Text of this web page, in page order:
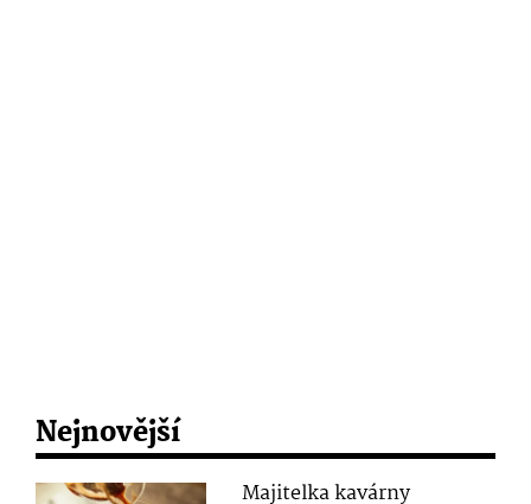
Nejnovější
Majitelka kavárny